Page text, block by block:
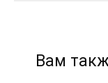
Вам